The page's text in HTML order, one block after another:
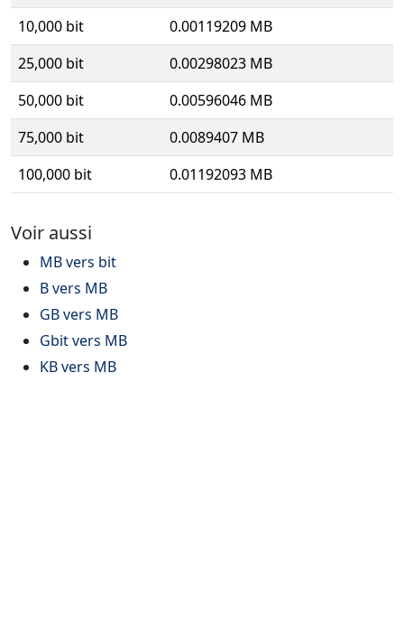
10,000 bit
0.00119209 MB
25,000 bit
0.00298023 MB
50,000 bit
0.00596046 MB
75,000 bit
0.0089407 MB
100,000 bit
0.01192093 MB
Voir aussi
MB vers bit
B vers MB
GB vers MB
Gbit vers MB
KB vers MB